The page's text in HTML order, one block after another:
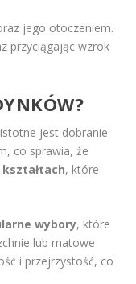
jego otoczeniem.
przyciągając wzrok
jest dobranie
co sprawia, że
, które
wybory, które
lub matowe
i przejrzystość, co